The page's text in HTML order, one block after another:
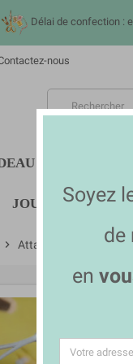
Délai de confection :
nous
BÉBÉ
JOUETS ET
chevron_right Attache sucette silicone
Soyez
de
en